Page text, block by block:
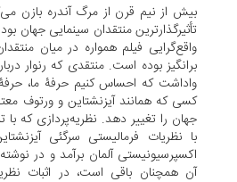
بیش از نیم قرن از مرگ آندره بازن
تأثیرگذارترین منتقدان سینمایی جهان
واقع‌گرایی فیلم همواره در میان
برانگیز بوده است. منتقدی که رنوار
واداشت که احساس کنیم حرفۀ ما،
کسی که همانند آیزنشتاین و ورتوف
جهان را تغییر دهد. نظریه‌پردازی که
با نظریات فرمالیستی سرگئی
اکسپرسیونیستی آلمان برآمد و در
آن همچنان باقی است، در اثبات